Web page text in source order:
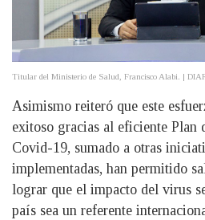
Titular del Ministerio de Salud, Francisco Alabi. |
Asimismo reiteró que este
exitoso gracias al eficiente Plan
Covid-19, sumado a otras
implementadas, han permitido
lograr que el impacto del virus
país sea un referente